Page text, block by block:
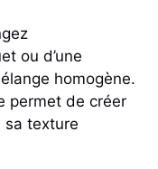
ou d’une
homogène.
permet de créer
sa texture